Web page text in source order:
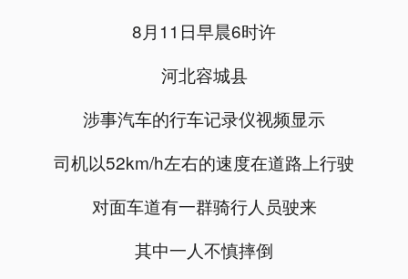
8月11日早晨6时许
河北容城县
涉事汽车的行车记录仪视频显示
司机以52km/h左右的速度在道路上行驶
对面车道有一群骑行人员驶来
其中一人不慎摔倒